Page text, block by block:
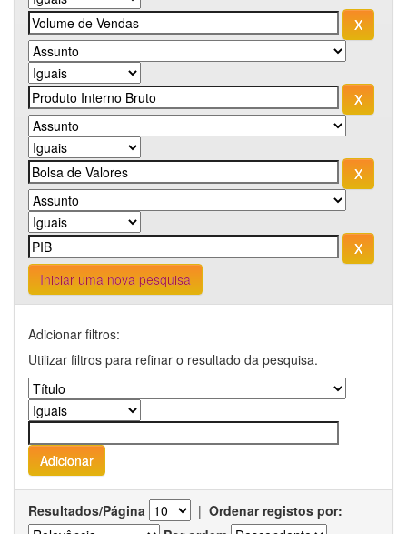
Iniciar uma nova pesquisa
Adicionar filtros:
Utilizar filtros para refinar o resultado da pesquisa.
Resultados/Página | Ordenar registos por: